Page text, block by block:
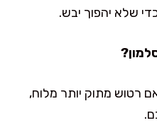
שלא יהפוך יבש.
רטוש מתוק יותר מלוח,